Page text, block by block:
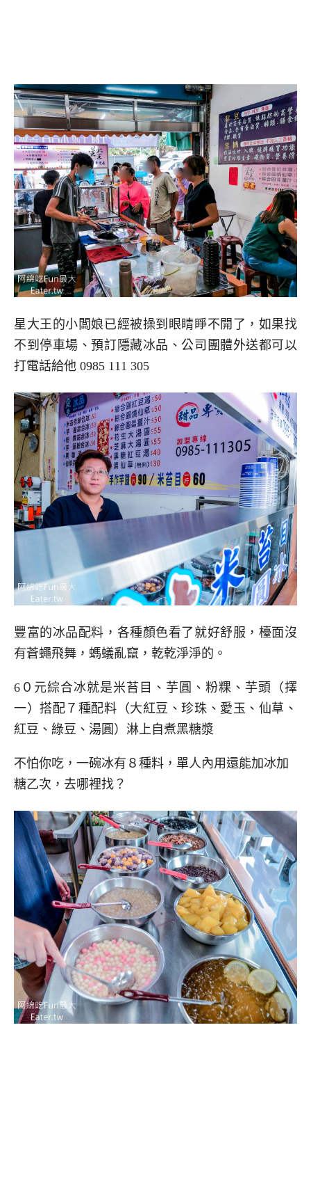
星大王的小闆娘已經被操到眼睛睜不開了，如果找
不到停車場、預訂隱藏冰品、公司團體外送都可以
打電話給他 0985 111 305
豐富的冰品配料，各種顏色看了就好舒服，檯面沒
有蒼蠅飛舞，螞蟻亂竄，乾乾淨淨的。
6０元綜合冰就是米苔目、芋圓、粉粿、芋頭（擇
一）搭配７種配料（大紅豆、珍珠、愛玉、仙草、
紅豆、綠豆、湯圓）淋上自煮黑糖漿
不怕你吃，一碗冰有８種料，單人內用還能加冰加
糖乙次，去哪裡找？